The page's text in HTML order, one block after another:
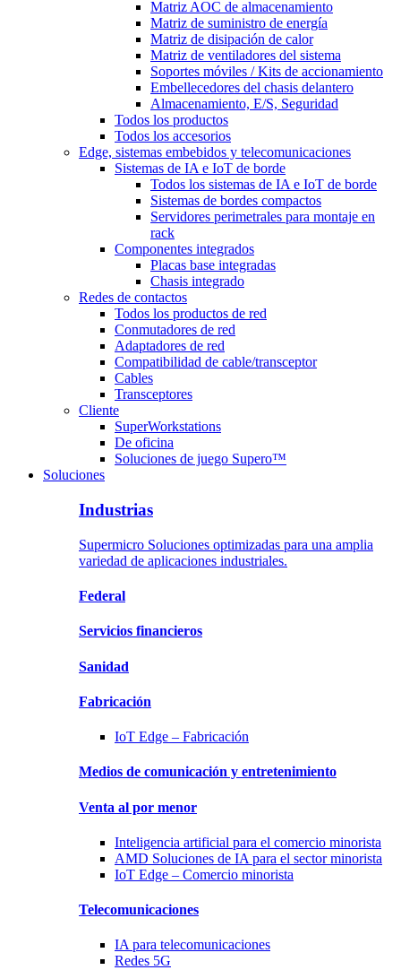
Matriz AOC de almacenamiento
Matriz de suministro de energía
Matriz de disipación de calor
Matriz de ventiladores del sistema
Soportes móviles / Kits de accionamiento
Embellecedores del chasis delantero
Almacenamiento, E/S, Seguridad
Todos los productos
Todos los accesorios
Edge, sistemas embebidos y telecomunicaciones
Sistemas de IA e IoT de borde
Todos los sistemas de IA e IoT de borde
Sistemas de bordes compactos
Servidores perimetrales para montaje en
rack
Componentes integrados
Placas base integradas
Chasis integrado
Redes de contactos
Todos los productos de red
Conmutadores de red
Adaptadores de red
Compatibilidad de cable/transceptor
Cables
Transceptores
Cliente
SuperWorkstations
De oficina
Soluciones de juego Supero™
Soluciones
Industrias
Supermicro Soluciones optimizadas para una amplia
variedad de aplicaciones industriales.
Federal
Servicios financieros
Sanidad
Fabricación
IoT Edge – Fabricación
Medios de comunicación y entretenimiento
Venta al por menor
Inteligencia artificial para el comercio minorista
AMD Soluciones de IA para el sector minorista
IoT Edge – Comercio minorista
Telecomunicaciones
IA para telecomunicaciones
Redes 5G